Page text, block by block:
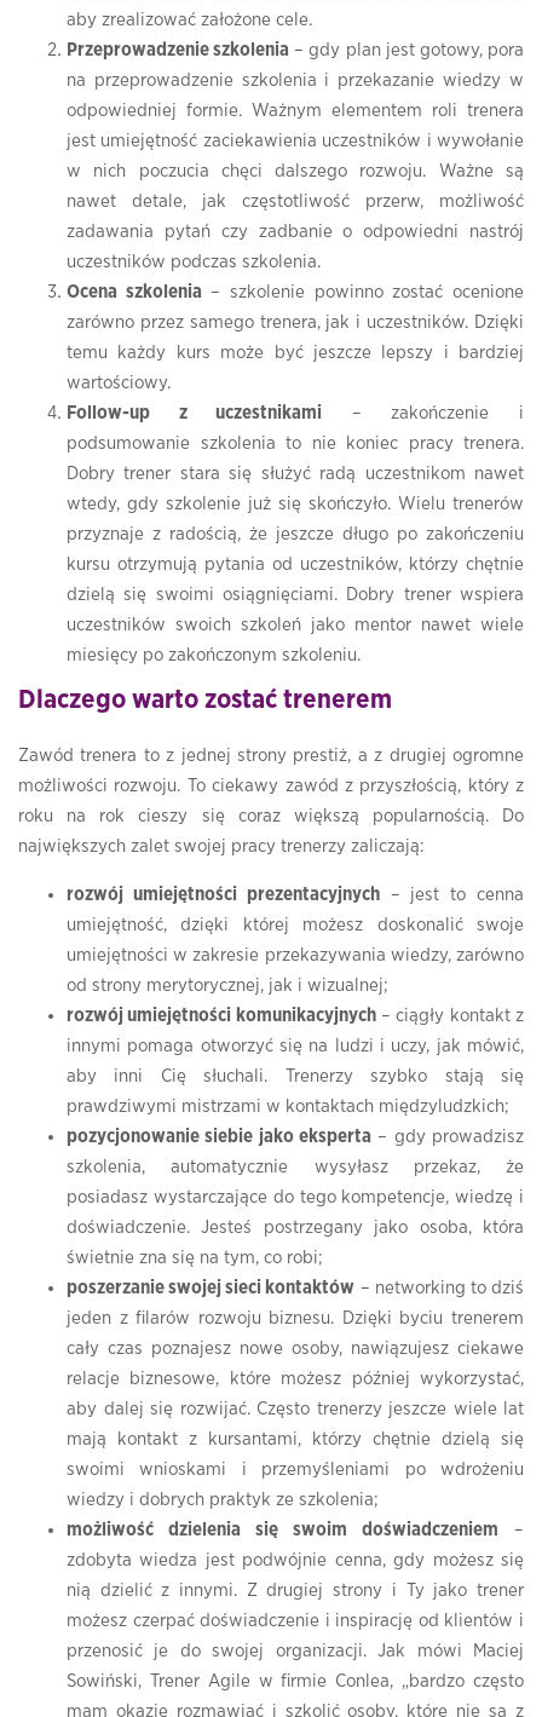
aby zrealizować założone cele.
Przeprowadzenie szkolenia – gdy plan jest gotowy, pora
na przeprowadzenie szkolenia i przekazanie wiedzy w
odpowiedniej formie. Ważnym elementem roli trenera
jest umiejętność zaciekawienia uczestników i wywołanie
w nich poczucia chęci dalszego rozwoju. Ważne są
nawet detale, jak częstotliwość przerw, możliwość
zadawania pytań czy zadbanie o odpowiedni nastrój
uczestników podczas szkolenia.
Ocena szkolenia – szkolenie powinno zostać ocenione
zarówno przez samego trenera, jak i uczestników. Dzięki
temu każdy kurs może być jeszcze lepszy i bardziej
wartościowy.
Follow-up z uczestnikami – zakończenie i
podsumowanie szkolenia to nie koniec pracy trenera.
Dobry trener stara się służyć radą uczestnikom nawet
wtedy, gdy szkolenie już się skończyło. Wielu trenerów
przyznaje z radością, że jeszcze długo po zakończeniu
kursu otrzymują pytania od uczestników, którzy chętnie
dzielą się swoimi osiągnięciami. Dobry trener wspiera
uczestników swoich szkoleń jako mentor nawet wiele
miesięcy po zakończonym szkoleniu.
Dlaczego warto zostać trenerem
Zawód trenera to z jednej strony prestiż, a z drugiej ogromne
możliwości rozwoju. To ciekawy zawód z przyszłością, który z
roku na rok cieszy się coraz większą popularnością. Do
największych zalet swojej pracy trenerzy zaliczają:
rozwój umiejętności prezentacyjnych– jest to cenna
umiejętność, dzięki której możesz doskonalić swoje
umiejętności w zakresie przekazywania wiedzy, zarówno
od strony merytorycznej, jak i wizualnej;
rozwój umiejętności komunikacyjnych– ciągły kontakt z
innymi pomaga otworzyć się na ludzi i uczy, jak mówić,
aby inni Cię słuchali. Trenerzy szybko stają się
prawdziwymi mistrzami w kontaktach międzyludzkich;
pozycjonowanie siebie jako eksperta – gdy prowadzisz
szkolenia, automatycznie wysyłasz przekaz, że
posiadasz wystarczające do tego kompetencje, wiedzę i
doświadczenie. Jesteś postrzegany jako osoba, która
świetnie zna się na tym, co robi;
poszerzanie swojej sieci kontaktów – networking to dziś
jeden z filarów rozwoju biznesu. Dzięki byciu trenerem
cały czas poznajesz nowe osoby, nawiązujesz ciekawe
relacje biznesowe, które możesz później wykorzystać,
aby dalej się rozwijać. Często trenerzy jeszcze wiele lat
mają kontakt z kursantami, którzy chętnie dzielą się
swoimi wnioskami i przemyśleniami po wdrożeniu
wiedzy i dobrych praktyk ze szkolenia;
możliwość dzielenia się swoim doświadczeniem –
zdobyta wiedza jest podwójnie cenna, gdy możesz się
nią dzielić z innymi. Z drugiej strony i Ty jako trener
możesz czerpać doświadczenie i inspirację od klientów i
przenosić je do swojej organizacji. Jak mówi Maciej
Sowiński, Trener Agile w firmie Conlea, „bardzo często
mam okazję rozmawiać i szkolić osoby, które nie są z